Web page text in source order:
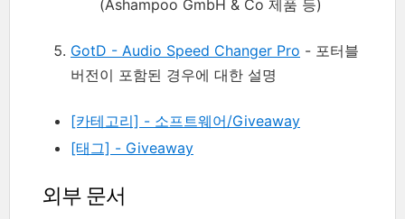
(Ashampoo GmbH & Co 제품 등)
GotD - Audio Speed Changer Pro - 포터블
버전이 포함된 경우에 대한 설명
[카테고리] - 소프트웨어/Giveaway
[태그] - Giveaway
외부 문서